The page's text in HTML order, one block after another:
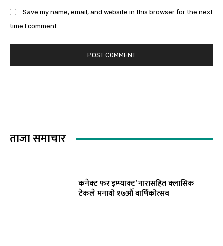
Save my name, email, and website in this browser for the next
time I comment.
ताजा समाचार
कनेक्ट फर इम्प्याक्ट’ नारासहित क्लासिक
टेकले मनायो १७औँ वार्षिकोत्सव